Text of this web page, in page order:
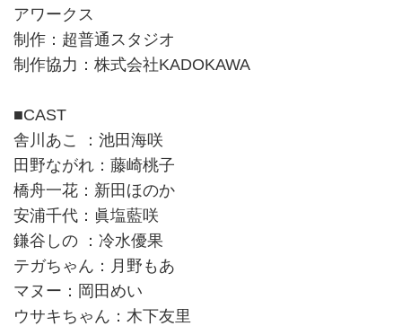
アワークス
制作：超普通スタジオ
制作協力：株式会社KADOKAWA
■CAST
舎川あこ ：池田海咲
田野ながれ：藤崎桃子
橋舟一花：新田ほのか
安浦千代：眞塩藍咲
鎌谷しの ：冷水優果
テガちゃん：月野もあ
マヌー：岡田めい
ウサキちゃん：木下友里